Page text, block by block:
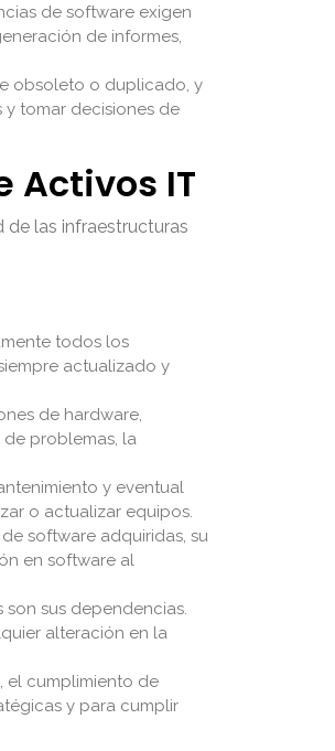
de software exigen
de informes,
obsoleto o duplicado, y
y tomar decisiones de
Activos IT
las infraestructuras
todos los
actualizado y
de hardware,
problemas, la
y eventual
o actualizar equipos.
software adquiridas, su
en software al
sus dependencias.
alteración en la
el cumplimiento de
y para cumplir